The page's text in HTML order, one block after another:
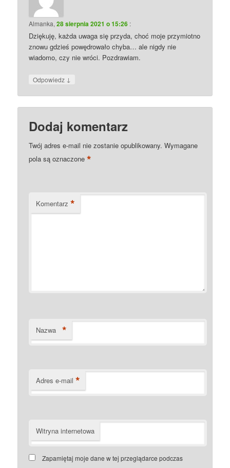
Almanka,28 sierpnia 2021 o 15:26 :
Dziękuję, każda uwaga się przyda, choć moje przymiotno
znowu gdzieś powędrowało chyba… ale nigdy nie
wiadomo, czy nie wróci. Pozdrawiam.
Odpowiedz ↓
Dodaj komentarz
Twój adres e-mail nie zostanie opublikowany. Wymagane
pola są oznaczone*
Komentarz *
Nazwa *
Adres e-mail *
Witryna internetowa
Zapamiętaj moje dane w tej przeglądarce podczas